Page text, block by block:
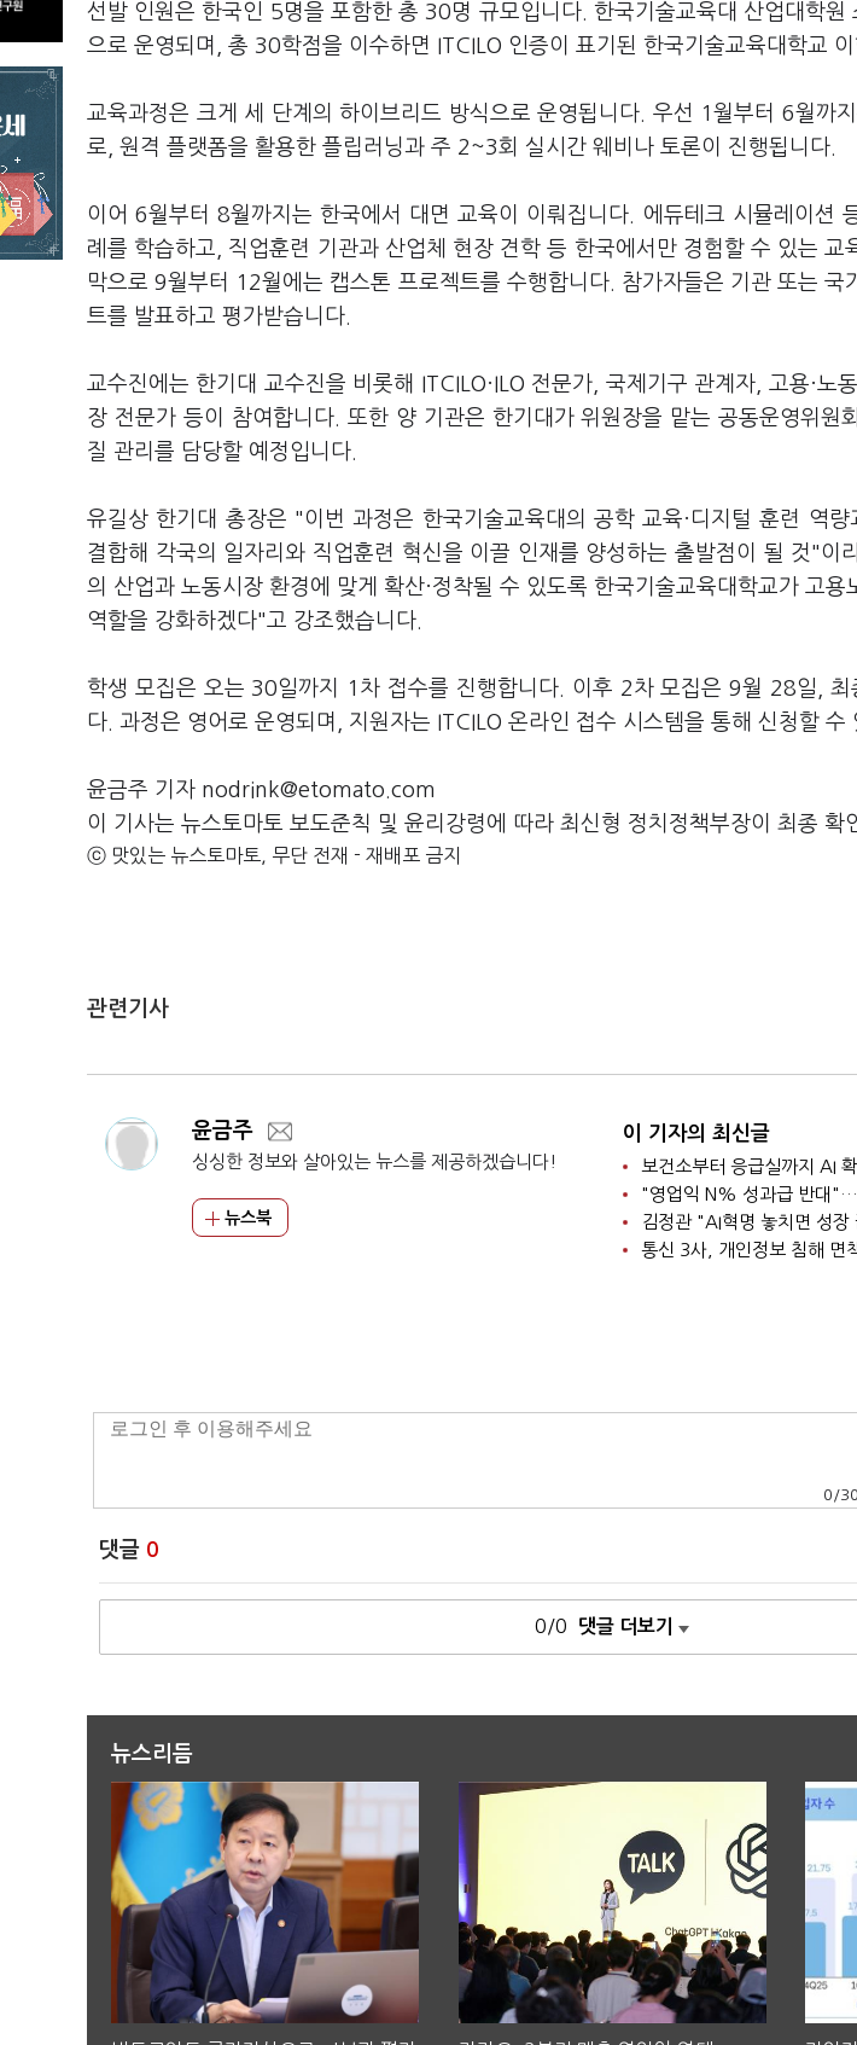
선발 인원은 한국인 5명을 포함한 총 30명 규모입니다. 한국기술교육대 산업대학원
으로 운영되며, 총 30학점을 이수하면 ITCILO 인증이 표기된 한국기술교육대학교
교육과정은 크게 세 단계의 하이브리드 방식으로 운영됩니다. 우선 1월부터 6월까
로, 원격 플랫폼을 활용한 플립러닝과 주 2~3회 실시간 웨비나 토론이 진행됩니다.
이어 6월부터 8월까지는 한국에서 대면 교육이 이뤄집니다. 에듀테크 시뮬레이션
례를 학습하고, 직업훈련 기관과 산업체 현장 견학 등 한국에서만 경험할 수 있는 교
막으로 9월부터 12월에는 캡스톤 프로젝트를 수행합니다. 참가자들은 기관 또는 국
트를 발표하고 평가받습니다.
교수진에는 한기대 교수진을 비롯해 ITCILO·ILO 전문가, 국제기구 관계자, 고용·노
장 전문가 등이 참여합니다. 또한 양 기관은 한기대가 위원장을 맡는 공동운영위원
질 관리를 담당할 예정입니다.
유길상 한기대 총장은 "이번 과정은 한국기술교육대의 공학 교육·디지털 훈련 역
결합해 각국의 일자리와 직업훈련 혁신을 이끌 인재를 양성하는 출발점이 될 것"이
의 산업과 노동시장 환경에 맞게 확산·정착될 수 있도록 한국기술교육대학교가 고용
역할을 강화하겠다"고 강조했습니다.
학생 모집은 오는 30일까지 1차 접수를 진행합니다. 이후 2차 모집은 9월 28일,
다. 과정은 영어로 운영되며, 지원자는 ITCILO 온라인 접수 시스템을 통해 신청할 수
윤금주 기자 nodrink@etomato.com
이 기사는 뉴스토마토 보도준칙 및 윤리강령에 따라 최신형 정치정책부장이 최종 확
ⓒ 맛있는 뉴스토마토, 무단 전재 - 재배포 금지
관련기사
윤금주
싱싱한 정보와 살아있는 뉴스를 제공하겠습니다!
뉴스북
이 기자의 최신글
보건소부터 응급실까지 AI
"영업익 N% 성과급 반대
김정관 "AI혁명 놓치면 성
0 /
댓글 0
0/0 댓글 더보기
뉴스리듬